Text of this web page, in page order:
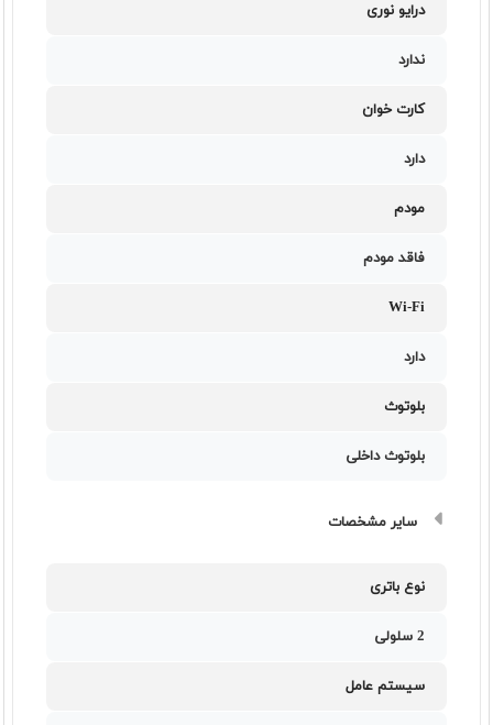
درایو نوری
ندارد
کارت خوان
دارد
مودم
فاقد مودم
Wi-Fi
دارد
بلوتوث
بلوتوث داخلی
سایر مشخصات
نوع باتری
2 سلولی
سیستم عامل